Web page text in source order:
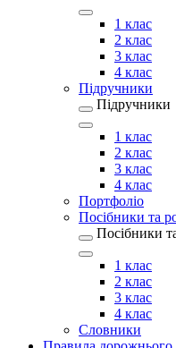
1 клас
2 клас
3 клас
4 клас
Підручники
Підручники
1 клас
2 клас
3 клас
4 клас
Портфоліо
Посібники та
Посібники
1 клас
2 клас
3 клас
4 клас
Словники